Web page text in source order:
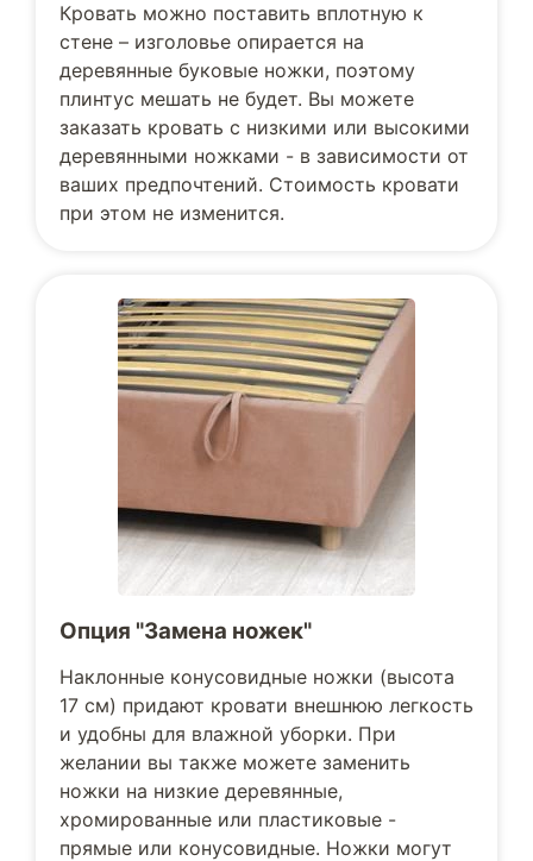
Кровать можно поставить вплотную к
стене – изголовье опирается на
деревянные буковые ножки, поэтому
плинтус мешать не будет. Вы можете
заказать кровать с низкими или высокими
деревянными ножками - в зависимости от
ваших предпочтений. Стоимость кровати
при этом не изменится.
Опция "Замена ножек"
Наклонные конусовидные ножки (высота
17 см) придают кровати внешнюю легкость
и удобны для влажной уборки. При
желании вы также можете заменить
ножки на низкие деревянные,
хромированные или пластиковые -
прямые или конусовидные. Ножки могут